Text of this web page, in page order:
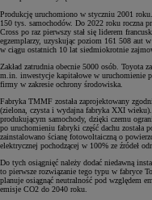
Produkcję uruchomiono w styczniu 2001
150 tys. samochodów. Do 2022 roku roczna
Cross po raz pierwszy stał się liderem
egzemplarzy, uzyskując poziom 161 508 aut
w ciągu ostatnich 10 lat siedmiokrotnie
Zakład zatrudnia obecnie 5000 osób. Toyota
m.in. inwestycje kapitałowe w uruchomienie
firmy w zakresie ochrony środowiska.
Fabryka TMMF została zaprojektowany
(zielona, czysta i wydajna fabryka XXI
produkującym samochody, dzięki czemu
po uruchomieniu fabryki część dachu
zainstalowano ścianę fotowoltaiczną o
elektrycznej pochodzącej w 100% ze źródeł
Do tych osiągnięć należy dodać niedawną
to pierwsze rozwiązanie tego typu w fabryce
planuje osiągnąć neutralność pod względem
emisje CO2 do 2040 roku.